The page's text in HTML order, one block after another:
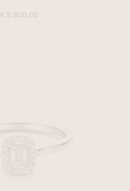
€ 5.800,00